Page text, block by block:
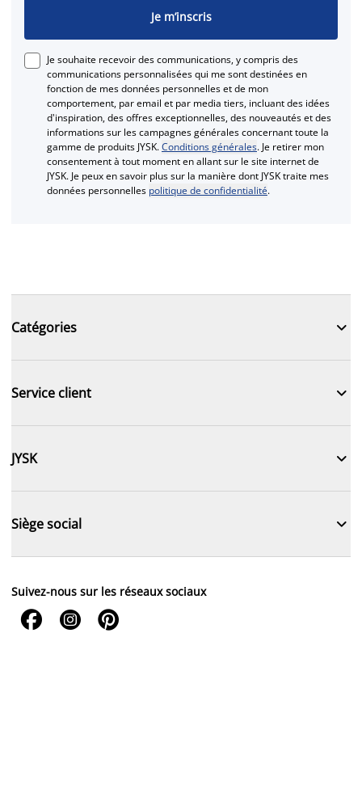
Je m’inscris
Je souhaite recevoir des communications, y compris des
communications personnalisées qui me sont destinées en
fonction de mes données personnelles et de mon
comportement, par email et par media tiers, incluant des idées
d'inspiration, des offres exceptionnelles, des nouveautés et des
informations sur les campagnes générales concernant toute la
gamme de produits JYSK.Conditions générales. Je retirer mon
consentement à tout moment en allant sur le site internet de
JYSK. Je peux en savoir plus sur la manière dont JYSK traite mes
données personnelles politique de confidentialité.
Catégories 
Service client 
JYSK 
Siège social 
Suivez-nous sur les réseaux sociaux
  